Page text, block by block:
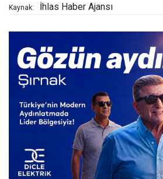
Kaynak: İhlas Haber Ajansı